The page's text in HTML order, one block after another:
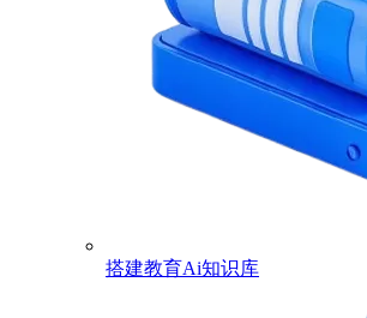
搭建教育Ai知识库